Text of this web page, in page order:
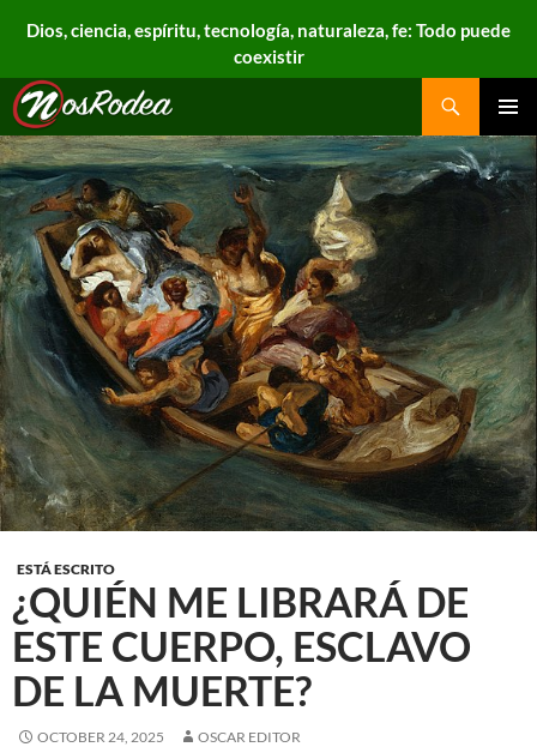
Dios, ciencia, espíritu, tecnología, naturaleza, fe: Todo puede
coexistir
Nos Rodea
Search
MENU
ESTÁ ESCRITO
¿QUIÉN ME LIBRARÁ DE
ESTE CUERPO, ESCLAVO
DE LA MUERTE?
OCTOBER 24, 2025 OSCAR EDITOR